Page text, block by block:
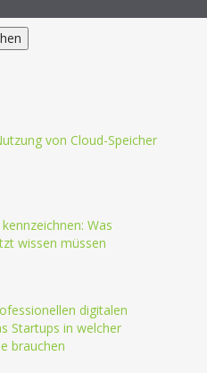
von Cloud-Speicher
Was
wissen müssen
digitalen
Startups in welcher
brauchen